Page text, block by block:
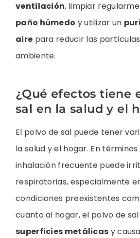
ventilación, limpiar
paño húmedo y utilizar un
aire para reducir las
ambiente.
¿Qué efectos tiene
sal en la salud y el
El polvo de sal puede tener
la salud y el hogar. En términos
inhalación frecuente puede
respiratorias, especialmente
condiciones preexistentes
cuanto al hogar, el polvo de
superficies metálicas y